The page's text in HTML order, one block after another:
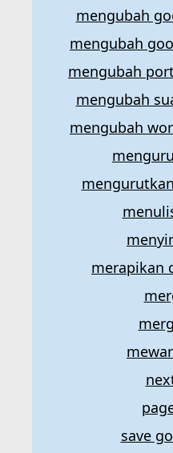
mengubah
mengubah
mengubah
mengubah
mengubah
merapikan
save